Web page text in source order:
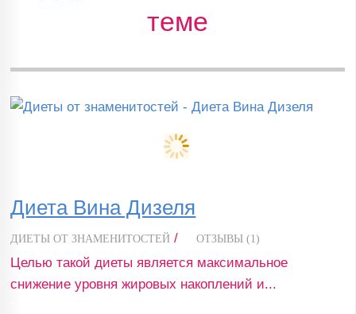
теме
Диета Вина Дизеля
ДИЕТЫ ОТ ЗНАМЕНИТОСТЕЙ / ОТЗЫВЫ (1)
Целью такой диеты является максимальное
снижение уровня жировых накоплений и...